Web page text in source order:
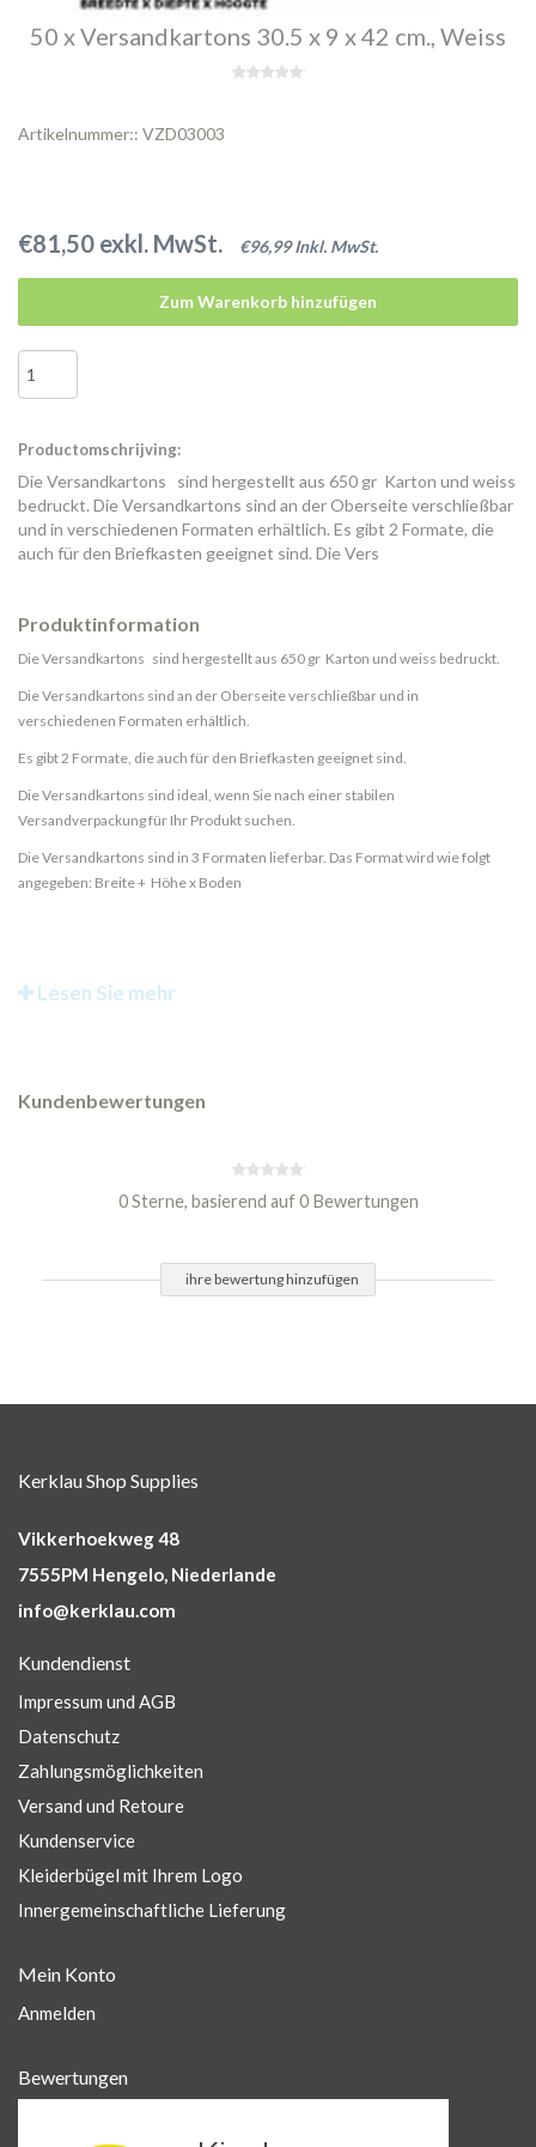
50 x Versandkartons 30.5 x 9 x 42 cm., Weiss
Artikelnummer:: VZD03003
€81,50 exkl. MwSt. €96,99 Inkl. MwSt.
Zum Warenkorb hinzufügen
Productomschrijving:
Die Versandkartons sind hergestellt aus 650 gr Karton und weiss
bedruckt. Die Versandkartons sind an der Oberseite verschließbar
und in verschiedenen Formaten erhältlich. Es gibt 2 Formate, die
auch für den Briefkasten geeignet sind. Die Vers
Produktinformation
Die Versandkartons sind hergestellt aus 650 gr Karton und weiss bedruckt.
Die Versandkartons sind an der Oberseite verschließbar und in
verschiedenen Formaten erhältlich.
Es gibt 2 Formate, die auch für den Briefkasten geeignet sind.
Die Versandkartons sind ideal, wenn Sie nach einer stabilen
Versandverpackung für Ihr Produkt suchen.
Die Versandkartons sind in 3 Formaten lieferbar. Das Format wird wie folgt
angegeben: Breite + Höhe x Boden
Lesen Sie mehr
Kundenbewertungen
0 Sterne, basierend auf 0 Bewertungen
ihre bewertung hinzufügen
Kerklau Shop Supplies
Vikkerhoekweg 48
7555PM Hengelo, Niederlande
info@kerklau.com
Kundendienst
Impressum und AGB
Datenschutz
Zahlungsmöglichkeiten
Versand und Retoure
Kundenservice
Kleiderbügel mit Ihrem Logo
Innergemeinschaftliche Lieferung
Mein Konto
Anmelden
Bewertungen